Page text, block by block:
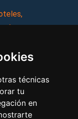
técnicas
tu
en
de uso